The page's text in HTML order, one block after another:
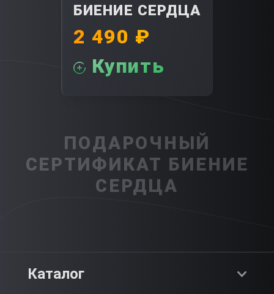
БИЕНИЕ СЕРДЦА
2 490 ₽
Купить
ПОДАРОЧНЫЙ
СЕРТИФИКАТ БИЕНИЕ
СЕРДЦА
Каталог